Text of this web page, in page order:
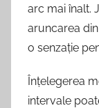
arc mai înalt.
aruncarea
o senzație
Înțelegerea
intervale